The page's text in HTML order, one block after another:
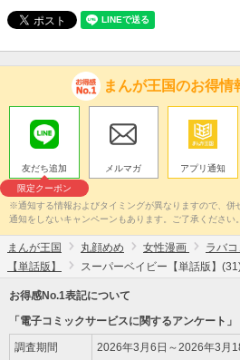
まんが王国のお得情
友だち追加
限定クーポン
メルマガ アプリ通知
※通知する情報およびタイミングが異なりますので、
通知をしないキャンペーンもあります。ご了承ください。
まんが王国 丸顔めめ 女性漫画 ラバ
【単話版】
スーパーベイビー【単話版】
お得感No.1表記について
「電子コミックサービスに関するアンケート」
調査期間 2026年3月6日～2026年3月